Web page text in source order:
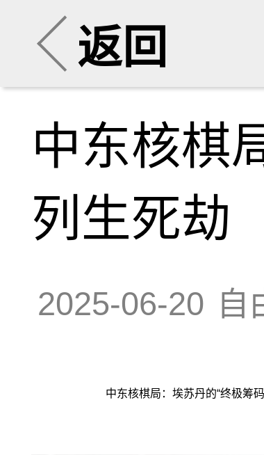
返回
中东核棋
列生死劫
2025-06-20 自
中东核棋局：埃苏丹的“终极筹